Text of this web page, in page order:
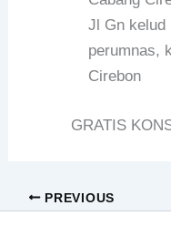
Jl Gn kelud
perumnas,
Cirebon
GRATIS
PREVIOUS